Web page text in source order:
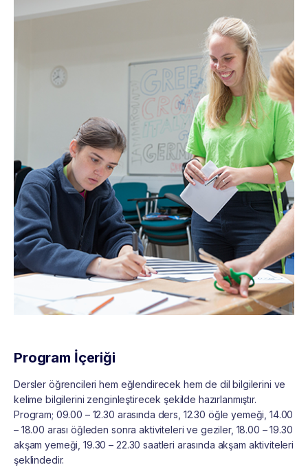
Program İçeriği
Dersler öğrencileri hem eğlendirecek hem de dil bilgilerini ve
kelime bilgilerini zenginleştirecek şekilde hazırlanmıştır.
Program; 09.00 – 12.30 arasında ders, 12.30 öğle yemeği, 14.00
– 18.00 arası öğleden sonra aktiviteleri ve geziler, 18.00 – 19.30
akşam yemeği, 19.30 – 22.30 saatleri arasında akşam aktiviteleri
şeklindedir.